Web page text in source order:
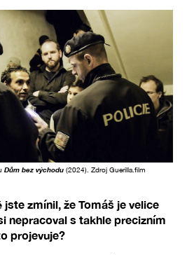
Dům bez východu (2024). Zdroj Guerilla.film
jste zmínil, že Tomáš je velice
nepracoval s takhle precizním
projevuje?